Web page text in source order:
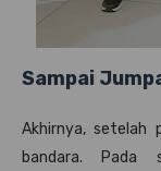
Sampai
Akhirnya, setelah
bandara.